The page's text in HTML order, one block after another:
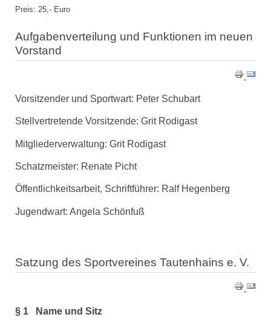
Preis: 25,- Euro
Aufgabenverteilung und Funktionen im neuen
Vorstand
Vorsitzender und Sportwart: Peter Schubart
Stellvertretende Vorsitzende: Grit Rodigast
Mitgliederverwaltung: Grit Rodigast
Schatzmeister: Renate Picht
Öffentlichkeitsarbeit, Schriftführer: Ralf Hegenberg
Jugendwart: Angela Schönfuß
Satzung des Sportvereines Tautenhains e. V.
§ 1 Name und Sitz